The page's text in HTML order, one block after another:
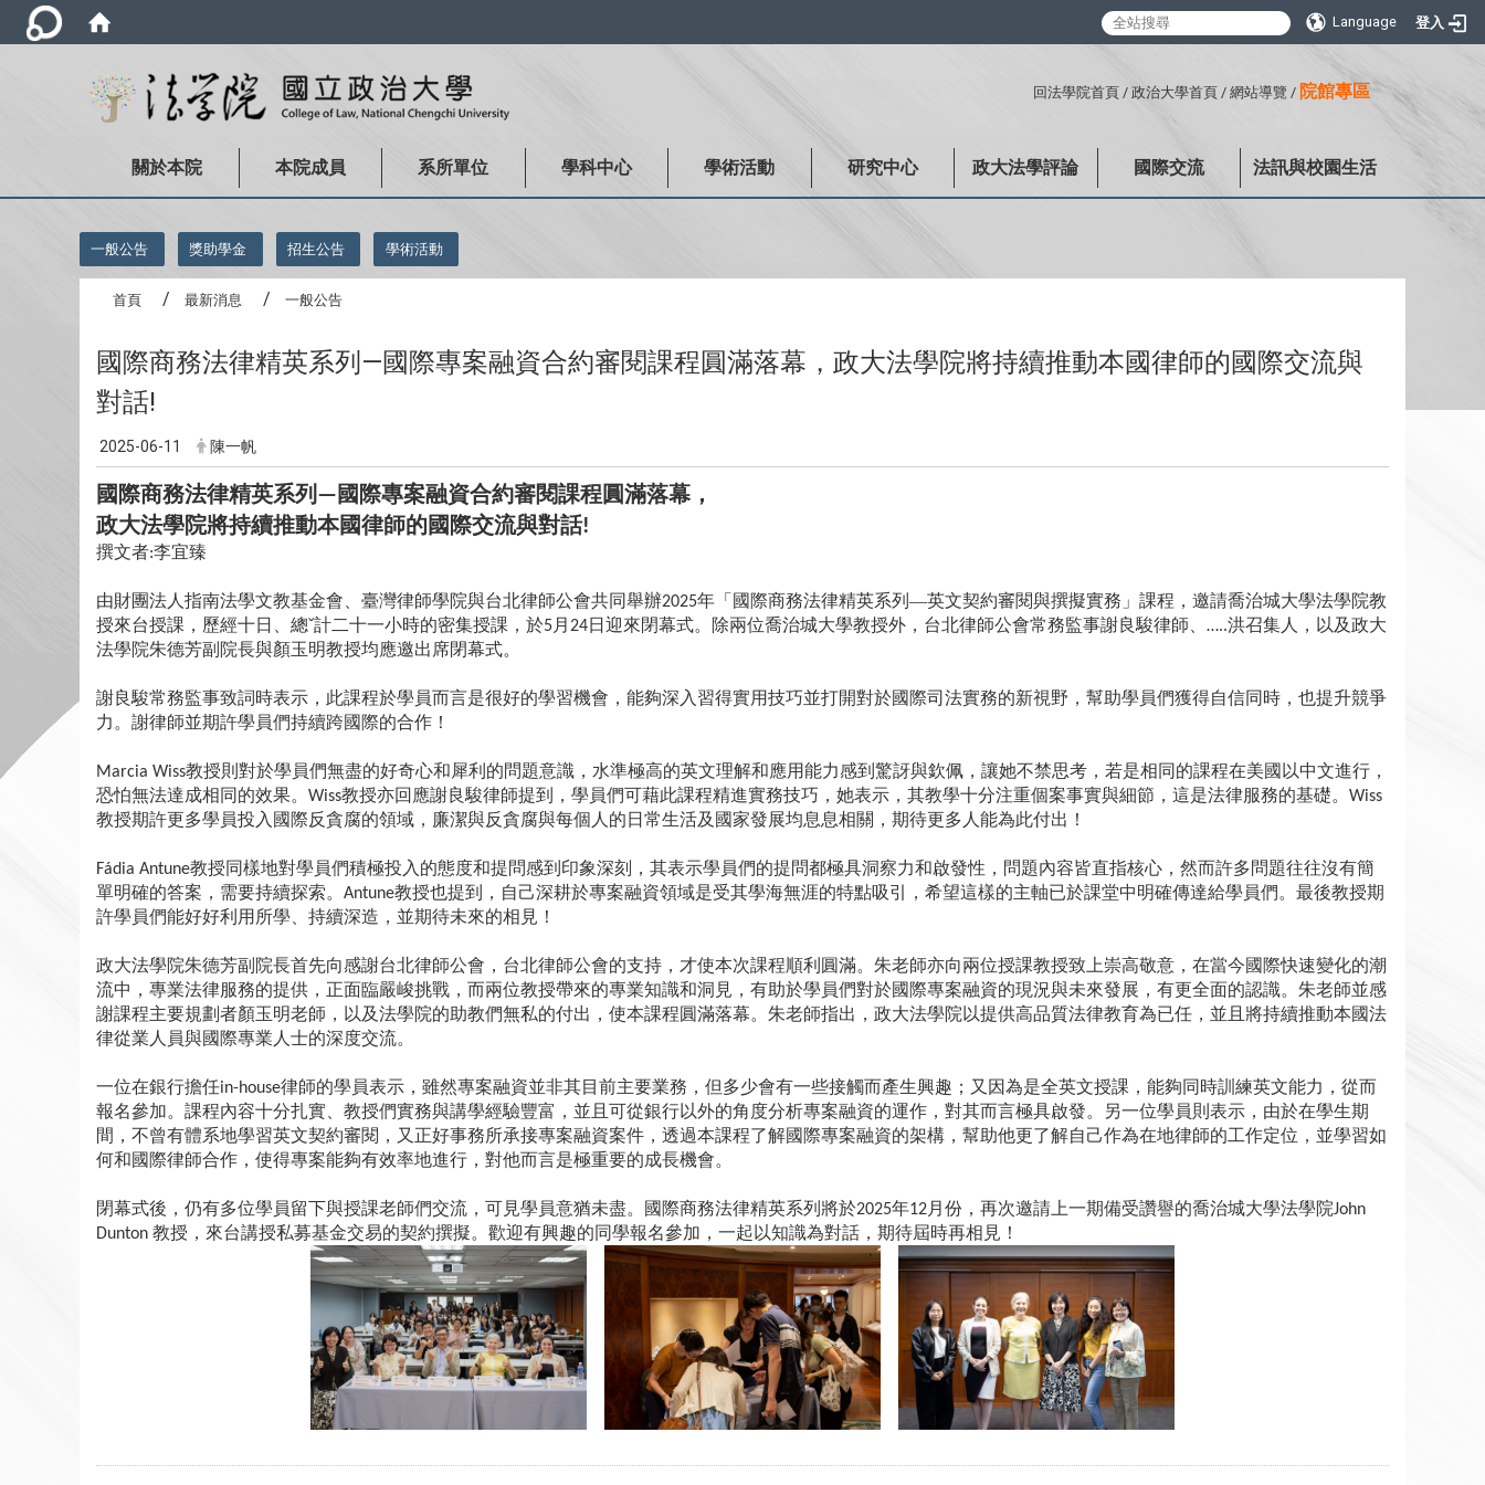
Language 登入
回法學院首頁 / 政治大學首頁 / 網站導覽 / 院館專區
關於本院 本院成員 系所單位 學科中心 學術活動 研究中心 政大法學評論 國際交流 法訊與校園生活
一般公告 獎助學金 招生公告 學術活動
首頁 最新消息 一般公告
國際商務法律精英系列—國際專案融資合約審閱課程圓滿落幕，政大法學院將持續推動本國律師的國際交流與
對話!
2025-06-11 陳一帆
國際商務法律精英系列 — 國際專案融資合約審閱課程圓滿落幕，
政大法學院將持續推動本國律師的國際交流與對話!
撰文者:李宜臻
由財團法人指南法學文教基金會、臺灣律師學院與台北律師公會共同舉辦2025年「國際商務法律精英系列—英文契約審閱與撰擬實務」課程，邀請喬治城大學法學院教
授來台授課，歷經十日、總ˇ計二十一小時的密集授課，於5月 24日迎來閉幕式。除兩位喬治城大學教授外，台北律師公會常務監事謝良駿律師、 …..洪召集人，以及政大
法學院朱德芳副院長與顏玉明教授均應邀出席閉幕式。
謝良駿常務監事致詞時表示，此課程於學員而言是很好的學習機會，能夠深入 習得實用技巧並打開對於國際司法實務的新視野，幫助學員們獲得自信同時，也提升競爭
力。謝律師並期許學員們持續跨國際的合作！
Marcia Wiss教授則對於學員們無盡的好奇心和犀利的問題意識，水準極高的英文理解和應用能力感到驚訝與欽佩，讓她不禁思考，若是相同的課程在美國以中文進行，
恐怕無法達成相同的效果。 Wiss教授亦回應謝良駿律師提到，學員們可藉此課程精進實務技巧，她表示，其教學十分注重個案事實與細節，這是法律服務的基礎。 Wiss
教授期許更多學員投入國際反貪腐的領域，廉潔與反貪腐與每個人的日常生活及國家發展均息息相關，期待更多人能為此付出！
Fádia Antune教授同樣地對學員們積極投入的態度和提問感到印象深刻，其表示學員們的提問都極具洞察力和啟發性，問題內容皆直指核心，然而許多問題往往沒有簡
單明確的答案，需要持續探索。 Antune教授也提到，自己深耕於專案融資領域是受其學海無涯的特點吸引，希望這樣的主軸已於課堂中明確傳達給學員們。最後教授期
許學員們能好好利用所學、持續深造，並期待未來的相見！
政大法學院朱德芳副院長首先向感謝台北律師公會，台北律師公會的支持，才使本次課程順利圓滿。朱老師亦向兩位授課教授致上崇高敬意，在當今國際快速變化的潮
流中，專業法律服務的提供，正面臨嚴峻挑戰，而兩位教授帶來的專業知識和洞見，有助於學員們對於國際專案融資的現況與未來發展，有更全面的認識。朱老師並感
謝課程主要規劃者顏玉明老師，以及法學院的助教們無私的付出，使本課程圓滿落幕。朱老師指出，政大法學院以提供高品質法律教育為已任，並且將持續推動本國法
律從業人員與國際專業人士的深度交流。
一位在銀行擔任in-house律師的學員表示，雖然專案融資並非其目前主要業務，但多少會有一些接觸而產生興趣；又因為是全英文授課，能夠同時訓練英文能力，從而
報名參加。課程內容十分扎實、教授們實務與講學經驗豐富，並且可從銀行以外的角度分析專案融資的運作，對其而言極具啟發。另一位學員則表示，由於在學生期
間，不曾有體系地學習英文契約審閱，又正好事務所承接專案融資案件，透過本課程了解國際專案融資的架構，幫助他更了解自己作為在地律師的工作定位，並學習如
何和國際律師合作，使得專案能夠有效率地進行，對他而言是極重要的成長機會。
閉幕式後，仍有多位學員留下與授課老師們交流，可見學員意猶未盡。國際商務法律精英系列將於2025年12月份，再次邀請上一期備受讚譽的喬治城大學法學院John
Dunton 教授，來台講授私募基金交易的契約撰擬。歡迎有興趣的同學報名參加，一起以知識為對話，期待屆時再相見！